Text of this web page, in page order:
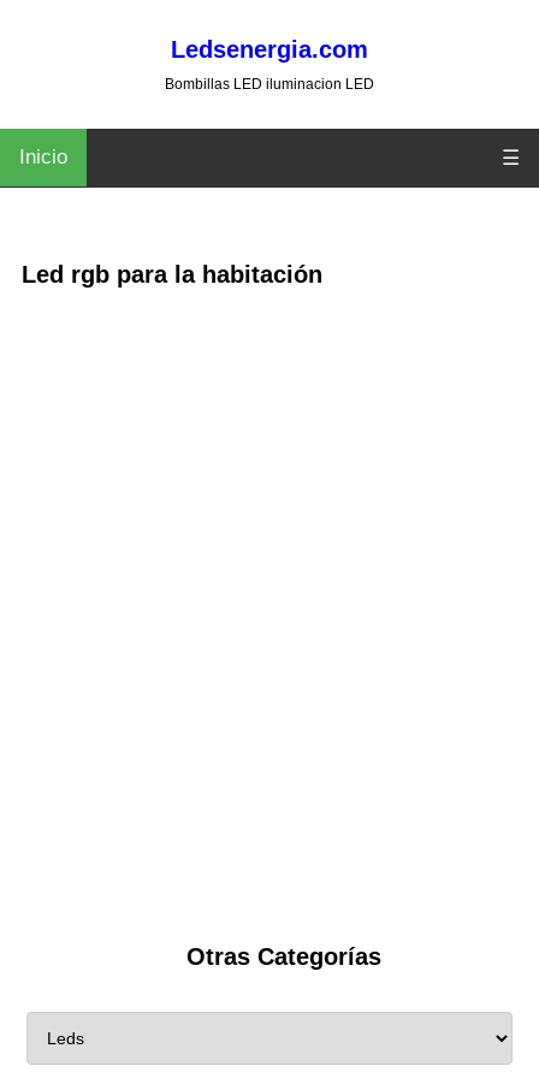
Ledsenergia.com
Bombillas LED iluminacion LED
Inicio ☰
Led rgb para la habitación
Otras Categorías